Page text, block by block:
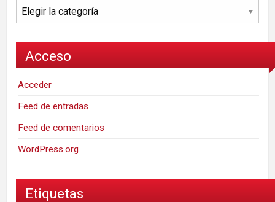
Categorías
Acceso
Acceder
Feed de entradas
Feed de comentarios
WordPress.org
Etiquetas